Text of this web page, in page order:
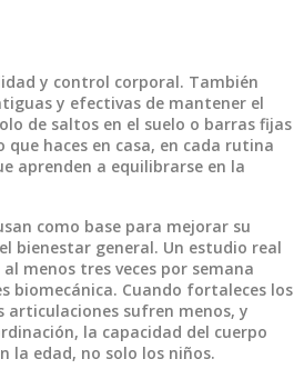
y control corporal. También
y efectivas de mantener el
de saltos en el suelo o barras fijas
haces en casa, en cada rutina
aprenden a equilibrarse en la
como base para mejorar su
bienestar general. Un estudio real
menos tres veces por semana
biomecánica. Cuando fortaleces los
sufren menos, y
, la capacidad del cuerpo
la edad, no solo los niños.